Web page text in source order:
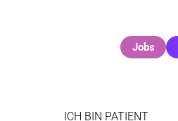
Jobs
ICH BIN PATIENT